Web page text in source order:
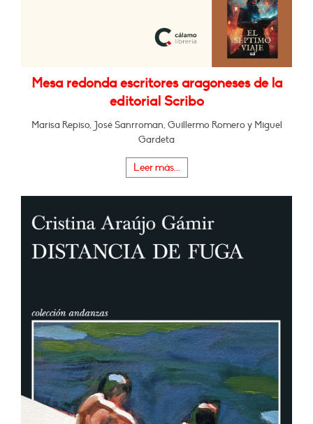
Mesa redonda escritores aragoneses de la
editorial Scribo
Marisa Repiso, José Sanrroman, Guillermo Romero y Miguel
Gardeta
Leer más...